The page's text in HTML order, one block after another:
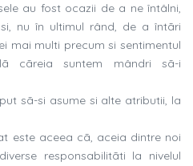
au fost ocazii de a ne întâlni,
nu în ultimul rând, de a întãri
mai multi precum si sentimentul
cãreia suntem mândri sã-i
sã-si asume si alte atributii, la
este aceea cã, aceia dintre noi
responsabilitãti la nivelul